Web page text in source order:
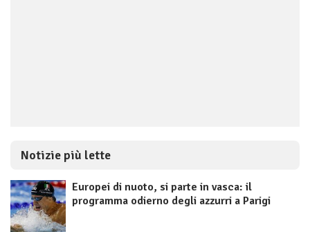
Notizie più lette
Europei di nuoto, si parte in vasca: il
programma odierno degli azzurri a Parigi